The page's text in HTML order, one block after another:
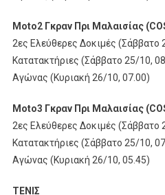
Moto2 Γκραν Πρι Μαλαισίας
2ες Ελεύθερες Δοκιμές (Σάββατο
Κατατακτήριες (Σάββατο 25/10,
Αγώνας (Κυριακή 26/10, 07.00)
Moto3 Γκραν Πρι Μαλαισίας
2ες Ελεύθερες Δοκιμές (Σάββατο
Κατατακτήριες (Σάββατο 25/10,
Αγώνας (Κυριακή 26/10, 05.45)
ΤΕΝΙΣ